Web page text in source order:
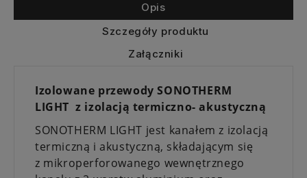
Opis
Szczegóły produktu
Załączniki
Izolowane przewody SONOTHERM
LIGHT z izolacją termiczno- akustyczną
SONOTHERM LIGHT jest kanałem z izolacją
termiczną i akustyczną, składającym się
z mikroperforowanego wewnętrznego